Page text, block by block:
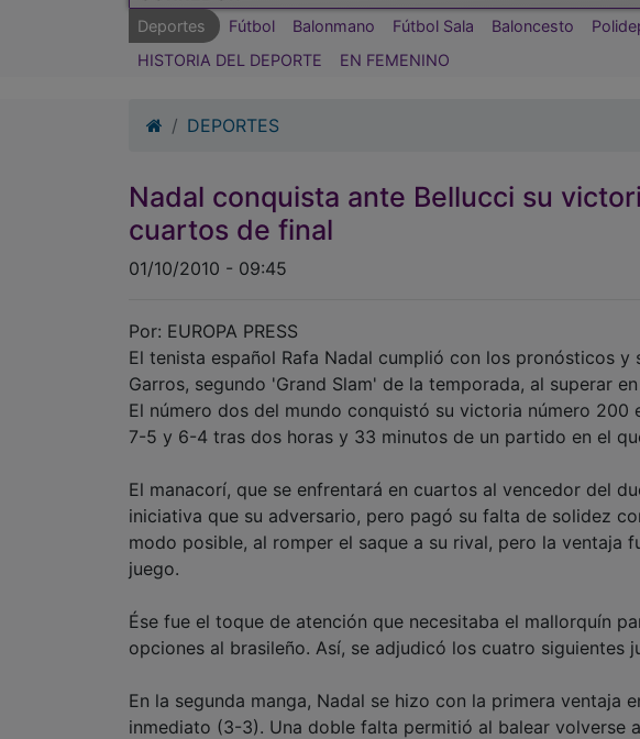
Deportes Fútbol Balonmano Fútbol Sala Baloncesto
HISTORIA DEL DEPORTE
EN FEMENINO
DEPORTES
Nadal conquista ante Bellucci su
cuartos de final
01/10/2010 - 09:45
Por: EUROPA PRESS
El tenista español Rafa Nadal cumplió con los pronósticos
Garros, segundo 'Grand Slam' de la temporada, al superar
El número dos del mundo conquistó su victoria número
7-5 y 6-4 tras dos horas y 33 minutos de un partido en el
El manacorí, que se enfrentará en cuartos al vencedor del
iniciativa que su adversario, pero pagó su falta de solidez
modo posible, al romper el saque a su rival, pero la ventaja
juego.
Ése fue el toque de atención que necesitaba el mallorquín
opciones al brasileño. Así, se adjudicó los cuatro
En la segunda manga, Nadal se hizo con la primera
inmediato (3-3). Una doble falta permitió al balear volverse